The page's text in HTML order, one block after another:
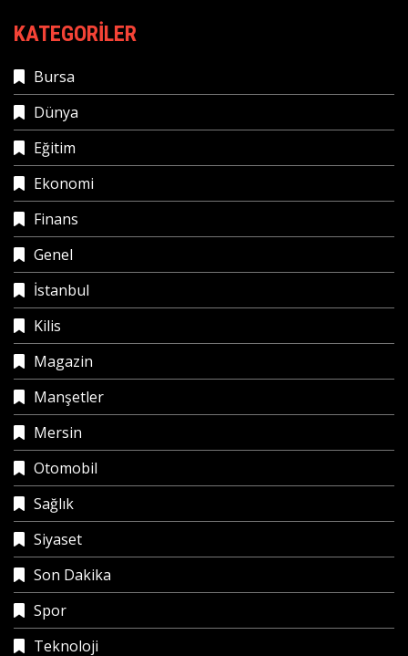
KATEGORILER
Bursa
Dünya
Eğitim
Ekonomi
Finans
Genel
İstanbul
Kilis
Magazin
Manşetler
Mersin
Otomobil
Sağlık
Siyaset
Son Dakika
Spor
Teknoloji